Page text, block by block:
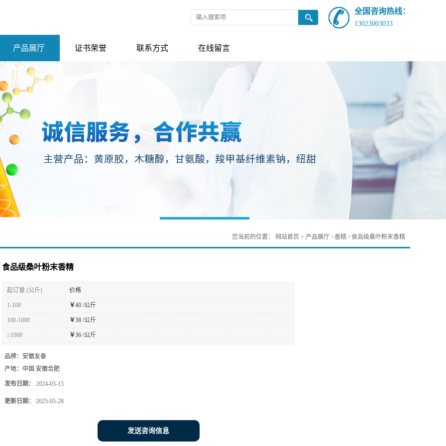
全国咨询热线：
13023003033
产品展厅 证书荣誉 联系方式 在线留言
您当前的位置： 网站首页 > 产品展厅 >香精 >食品级桑叶粉末香精
食品级桑叶粉末香精
起订量 (公斤) 价格
1-100 ￥40 /公斤
100-1000 ￥38 /公斤
≥1000 ￥36 /公斤
品牌： 安徽友泰
产地： 中国 安徽合肥
发布日期： 2024-03-15
更新日期： 2025-05-28
发送咨询信息